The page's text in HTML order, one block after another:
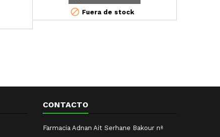
 Fuera de stock
CONTACTO
Farmacia Adnan Ait Serhane Bakour nª